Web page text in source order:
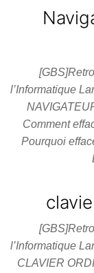
l’Informatique
Comment
Pourquoi
l’Informatique
CLAVIER